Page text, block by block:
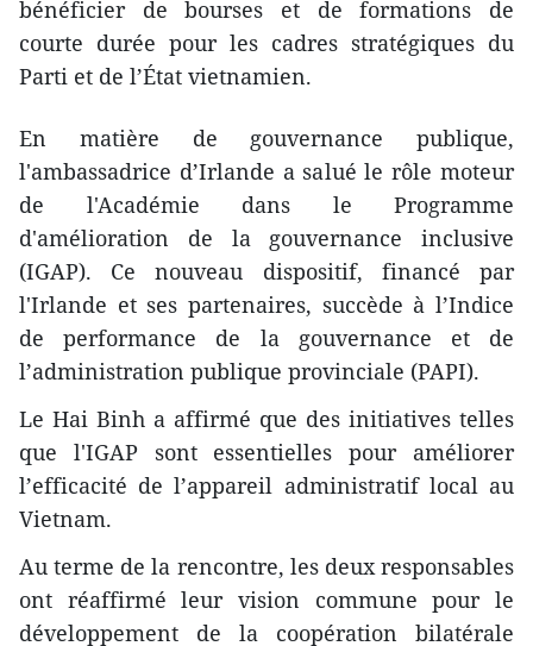
bénéficier de bourses et de formations de
courte durée pour les cadres stratégiques du
Parti et de l’État vietnamien.
En matière de gouvernance publique,
l'ambassadrice d’Irlande a salué le rôle moteur
de l'Académie dans le Programme
d'amélioration de la gouvernance inclusive
(IGAP). Ce nouveau dispositif, financé par
l'Irlande et ses partenaires, succède à l’Indice
de performance de la gouvernance et de
l’administration publique provinciale (PAPI).
Le Hai Binh a affirmé que des initiatives telles
que l'IGAP sont essentielles pour améliorer
l’efficacité de l’appareil administratif local au
Vietnam.
Au terme de la rencontre, les deux responsables
ont réaffirmé leur vision commune pour le
développement de la coopération bilatérale